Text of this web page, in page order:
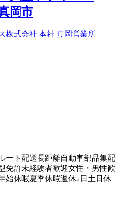
岡市
株式会社 本社 真岡営業所
ート配送長距離自動車部品集配
免許未経験者歓迎女性・男性歓
始休暇夏季休暇週休2日 土日休